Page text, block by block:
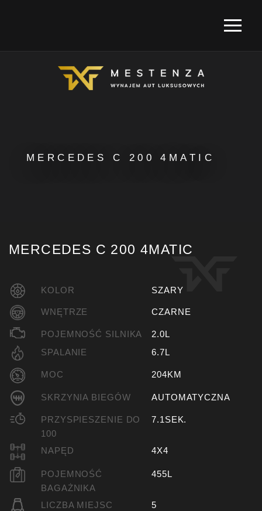
MERCEDES C 200 4MATIC
MERCEDES C 200 4MATIC
KOLOR SZARY
WNĘTRZE CZARNE
POJEMNOŚĆ SILNIKA
2.0L
SPALANIE
6.7L
MOC 204KM
SKRZYNIA BIEGÓW AUTOMATYCZNA
PRZYSPIESZENIE DO
100
7.1SEK.
NAPĘD 4X4
POJEMNOŚĆ
BAGAŻNIKA
455L
LICZBA MIEJSC 5